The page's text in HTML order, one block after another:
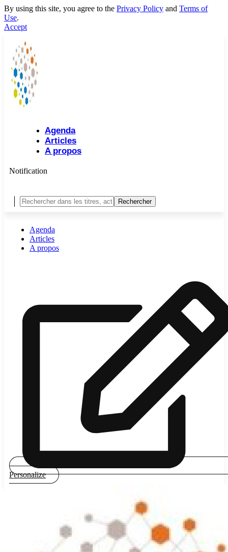
By using this site, you agree to the Privacy Policy and Terms of
Use.
Accept
Agenda
Articles
A propos
Notification
Agenda
Articles
A propos
Personalize